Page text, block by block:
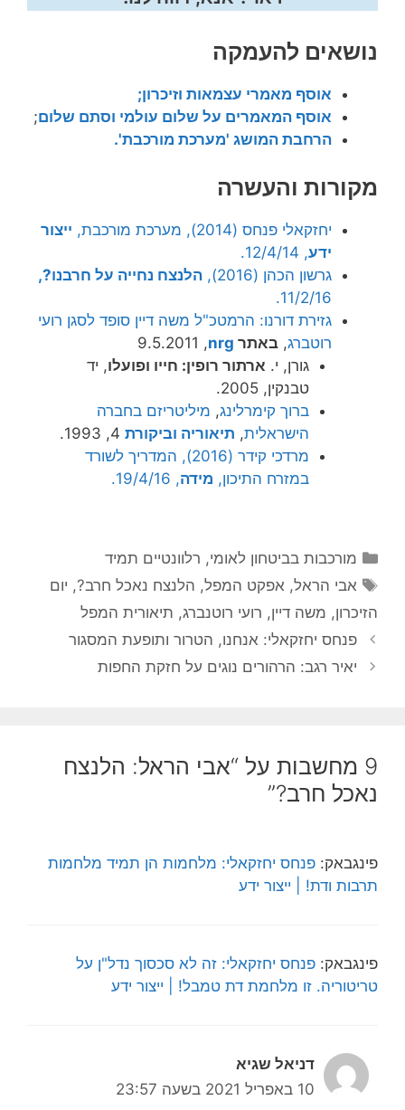
נושאים להעמקה
אוסף מאמרי עצמאות וזיכרון;
אוסף המאמרים על שלום עולמי וסתם שלום;
הרחבת המושג 'מערכת מורכבת'.
מקורות והעשרה
יחזקאלי פנחס (2014), מערכת מורכבת,
ייצור
ידע, 12/4/14.
גרשון הכהן (2016),
הלנצח נחייה על חרבנו?,
11/2/16.
גזירת דורנו: הרמטכ"ל משה דיין סופד לסגן רועי
רוטברג, באתר nrg
‏, 9.5.2011
גורן, י.‫ ארתור רופין: חייו ופועלו, יד
טבנקין, 2005.
ברוך קימרלינג, ‏ מיליטריזם בחברה
הישראלית, תיאוריה וביקורת
מרדכי קידר (2016), המדריך לשורד
במזרח התיכון, מידה, 19/4/16.
קטגוריות
מורכבות בביטחון לאומי, רלוונטיים תמיד
תגיות
אבי הראל, אפקט המפל, הלנצח נאכל חרב?, יום
הזיכרון, משה דיין, רועי רוטנברג, תיאורית המפל
פנחס יחזקאלי: אנחנו, הטרור ותופעת המסגור
יאיר רגב: הרהורים נוגים על חזקת החפות
9 מחשבות על “אבי הראל: הלנצח
נאכל חרב?”
פינגבאק: פנחס יחזקאלי: מלחמות הן תמיד מלחמות
תרבות ודת! | ייצור ידע
פינגבאק: פנחס יחזקאלי: זה לא סכסוך נדל"ן על
טריטוריה. זו מלחמת דת טמבל! | ייצור ידע
דניאל שגיא
10 באפריל 2021 בשעה 23:57